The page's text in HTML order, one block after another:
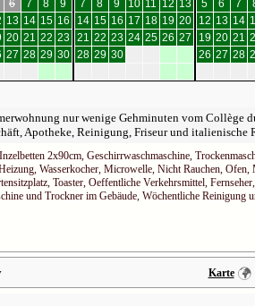
6 7 8
9
13 14 15 16
20 21 22 23
27 28 29 30
7
8 9 10 11 12 13
14 15 16 17 18 19 20
21 22 23 24 25 26 27
28 29 30
5
6 7
12 13 14
19 20 21
26 27 28
nur wenige Gehminuten vom Collège
Apotheke, Reinigung, Friseur und italienische
2x90cm, Geschirrwaschmaschine,
Wasserkocher, Microwelle, Nicht Rauchen,
Toaster, Oeffentliche Verkehrsmittel,
und Trockner im Gebäude, Wöchentliche Reinigung
Karte